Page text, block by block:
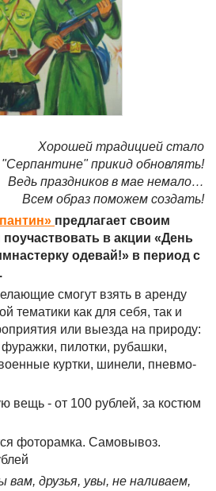
Хорошей традицией стало
прикид обновлять!
Ведь праздников в мае немало…
Всем образ поможем создать!
предлагает своим
в акции «День
одевай!» в период с
смогут взять в аренду
тематики как для себя, так и
или выезда на природу:
пилотки, рубашки,
куртки, шинели, пневмо-
вещь - от 100 рублей, за костюм
фоторамка. Самовывоз.
друзья, увы, не наливаем,